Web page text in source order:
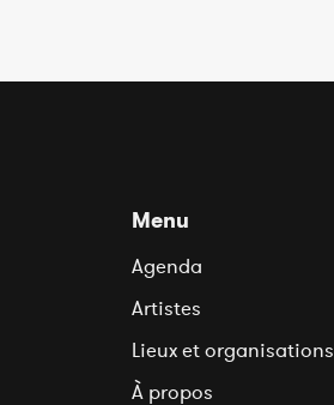
Menu
Agenda
Artistes
Lieux et organisations
À propos